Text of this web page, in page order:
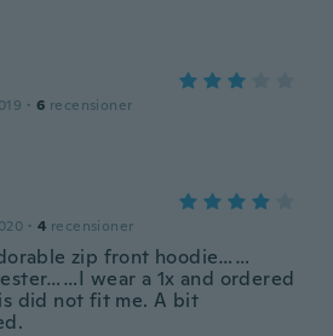
· 6 recensioner
· 4 recensioner
zip front hoodie……
wear a 1x and ordered
did not fit me. A bit